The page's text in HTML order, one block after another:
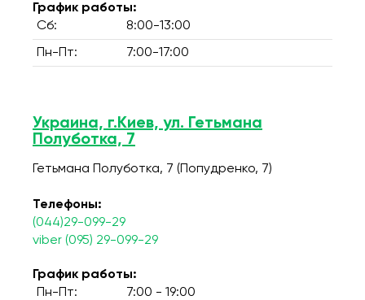
График работы:
Сб:
8:00-13:00
Пн-Пт: 7:00-17:00
Украина, г.Киев, ул. Гетьмана
Полуботка, 7
Гетьмана Полуботка, 7 (Попудренко, 7)
Телефоны:
(044)29-099-29
viber (095) 29-099-29
График работы:
Пн-Пт:
7:00 - 19:00